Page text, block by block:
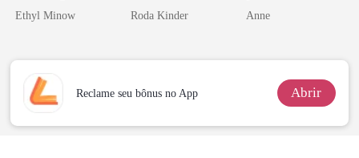
Bilionário
Ethyl Minow
Don
Roda Kinder
bilionário
Anne
Reclame seu bônus no App Abrir